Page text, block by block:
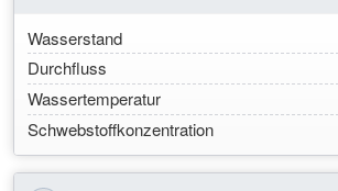
Wasserstand
Durchfluss
Wassertemperatur
Schwebstoffkonzentration